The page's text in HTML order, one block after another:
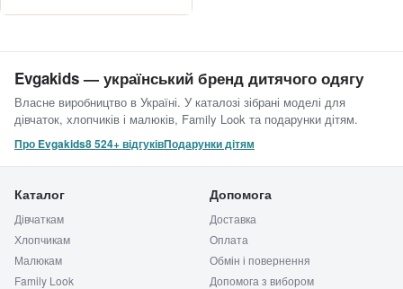
Evgakids — український бренд дитячого одягу
Власне виробництво в Україні. У каталозі зібрані моделі для
дівчаток, хлопчиків і малюків, Family Look та подарунки дітям.
Про Evgakids8 524+ відгуківПодарунки дітям
Каталог
Дівчаткам
Хлопчикам
Малюкам
Family Look
Допомога
Доставка
Оплата
Обмін і повернення
Допомога з вибором